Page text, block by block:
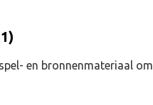
en bronnenmateriaal om